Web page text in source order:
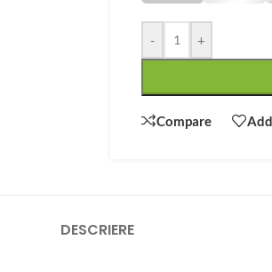
- +
Compare
DESCRIERE